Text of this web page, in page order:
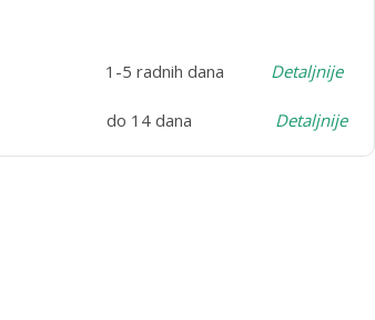
1-5 radnih dana Detaljnije
do 14 dana Detaljnije